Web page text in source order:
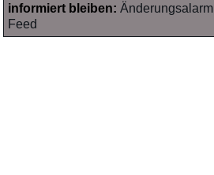
informiert bleiben: Änderungsalarm
Feed